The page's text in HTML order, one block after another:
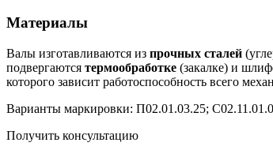
Материалы
Валы изготавливаются из прочных сталей
подвергаются термообработке (закалке) и
которого зависит работоспособность всего
Варианты маркировки: П02.01.03.25;
Получить консультацию